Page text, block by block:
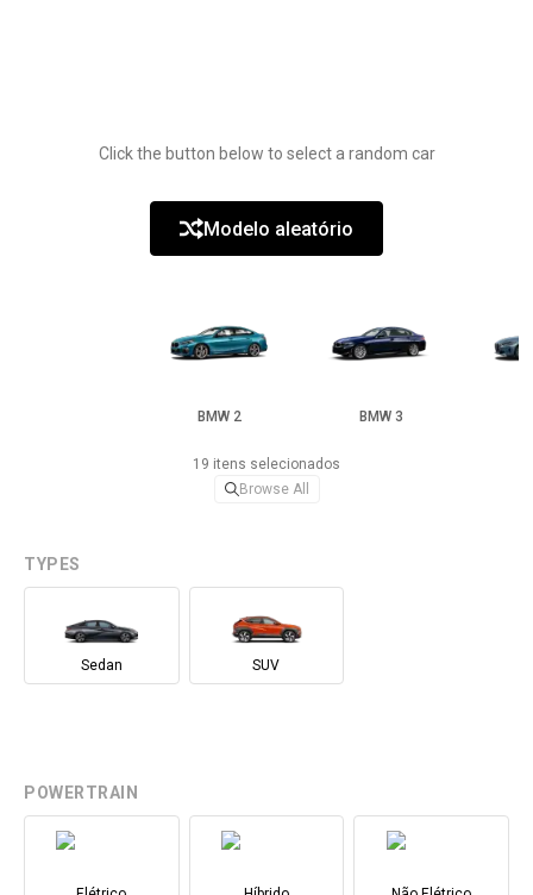
Click the button below to select a random car
Modelo aleatório
BMW 2 BMW 3
19 itens selecionados
Browse All
TYPES
Sedan SUV
POWERTRAIN